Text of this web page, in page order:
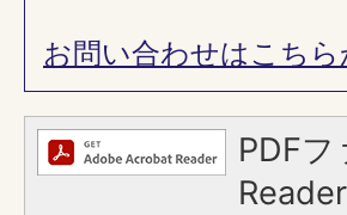
お問い合わせはこちら
PDF